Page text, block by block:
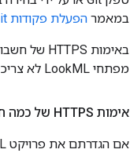
במאמר הפעלת פקודות Git ב-Looker
מפתחי LookML לא צריכים חשבונות משתמש משלהם ב-Git.
אימות HTTPS של כמה חשבונות עם מאפייני משתמש